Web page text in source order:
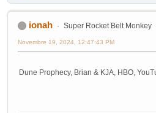
ionah Super Rocket Belt Monkey
Novembre 19, 2024, 12:47:43 PM
Dune Prophecy, Brian & KJA, HBO,